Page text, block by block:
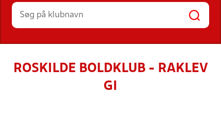
HOLD
ROSKILDE BOLDKLUB - RAKLEV
GI